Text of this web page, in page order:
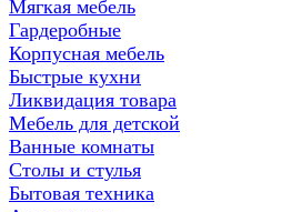
Мягкая мебель
Гардеробные
Корпусная мебель
Быстрые кухни
Ликвидация товара
Мебель для детской
Ванные комнаты
Столы и стулья
Бытовая техника